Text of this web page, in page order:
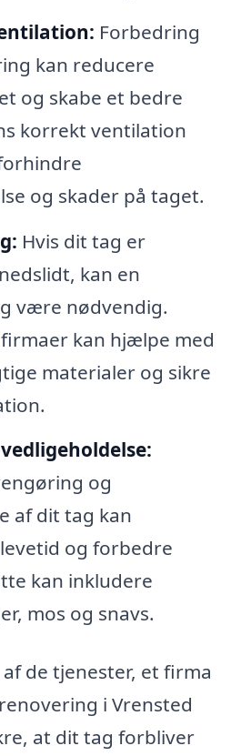
Forbedring
kan reducere
og skabe et bedre
korrekt ventilation
og skader på taget.
Hvis dit tag er
kan en
være nødvendig.
kan hjælpe med
materialer og sikre
og
af dit tag kan
og forbedre
kan inkludere
mos og snavs.
de tjenester, et firma
i Vrensted
at dit tag forbliver